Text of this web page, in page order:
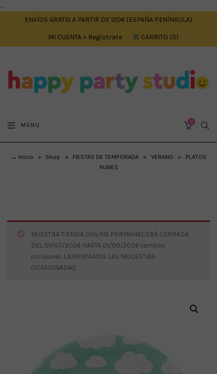
....
ENVÍOS GRATIS A PARTIR DE 120€ (ESPAÑA PENÍNSULA)
MI CUENTA » Regístrate CARRITO 0
MENU 0
→ Inicio » Shop » FIESTAS DE TEMPORADA » VERANO »
PLATOS
NUBES
NUESTRA TIENDA ONLINE PERMANECERÁ CERRADA
DEL 01/07/2026 HASTA 01/09/2026 (ambos
inclusive). LAMENTAMOS LAS MOLESTIAS
OCASIONADAS.